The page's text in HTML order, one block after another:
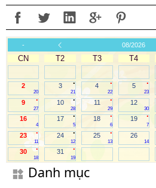
- 08/2026
CN T2 T3 T4
2
20
.
3
21
.
4
22
.
5
23
.
9
27
.
10
28
.
11
29
12
30
16
4
.
17
5
.
18
6
.
19
7
.
23
11
.
24
12
.
25
13
26
14
.
30
18
.
31
19
Danh mục